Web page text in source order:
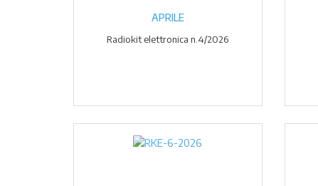
APRILE
Radiokit elettronica n.4/2026